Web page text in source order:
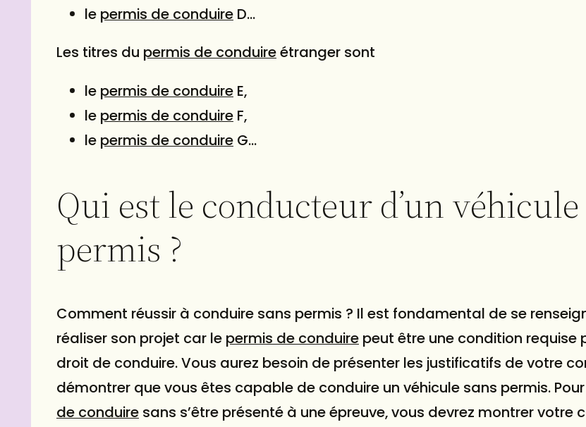
le permis de conduire D…
Les titres du permis de conduireétranger sont
le permis de conduire E,
le permis de conduire F,
le permis de conduire G…
Qui est le conducteur d’un véhicule
permis ?
Comment réussir à conduire sans permis ? Il est fondamental de se
réaliser son projet car le permis de conduire peut être une condition requise
droit de conduire. Vous aurez besoin de présenter les justificatifs de votre
démontrer que vous êtes capable de conduire un véhicule sans permis.
de conduire sans s’être présenté à une épreuve, vous devrez montrer votre